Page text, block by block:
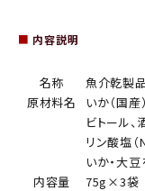
■ 内容説明
名称
魚介乾製
原材料名
いか（国産
ビトール、
リン酸塩（
いか・大豆
内容量
75g×3袋